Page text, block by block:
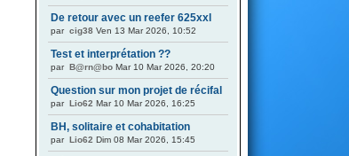
De retour avec un reefer 625xxl
par cig38 Ven 13 Mar 2026, 10:52
Test et interprétation ??
par B@rn@bo Mar 10 Mar 2026, 20:20
Question sur mon projet de récifal
par Lio62 Mar 10 Mar 2026, 16:25
BH, solitaire et cohabitation
par Lio62 Dim 08 Mar 2026, 15:45